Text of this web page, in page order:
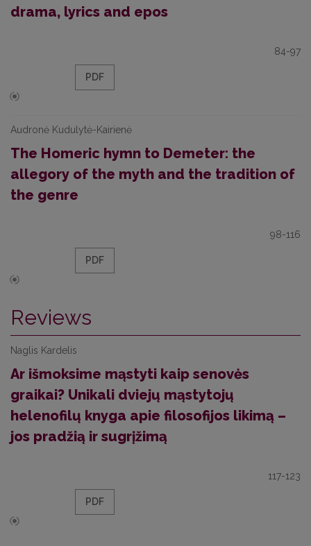
drama, lyrics and epos
84-97
PDF
Audronė Kudulytė-Kairienė
The Homeric hymn to Demeter: the
allegory of the myth and the tradition of
the genre
98-116
PDF
Reviews
Naglis Kardelis
Ar išmoksime mąstyti kaip senovės
graikai? Unikali dviejų mąstytojų
helenofilų knyga apie filosofijos likimą –
jos pradžią ir sugrįžimą
117-123
PDF